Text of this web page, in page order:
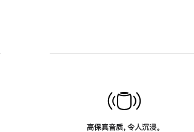
高保真音质，令人沉浸。